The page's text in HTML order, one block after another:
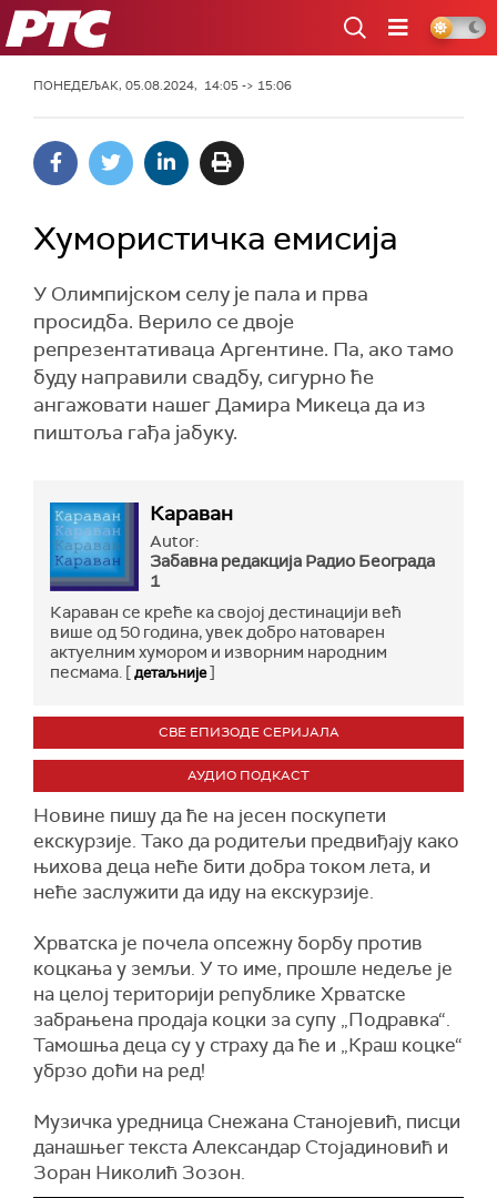
РТС
ПОНЕДЕЉАК, 05.08.2024, 14:05 -> 15:06
Хумористичка емисија
У Олимпијском селу је пала и прва
просидба. Верило се двоје
репрезентативаца Аргентине. Па, ако тамо
буду направили свадбу, сигурно ће
ангажовати нашег Дамира Микеца да из
пиштоља гађа јабуку.
Караван
Autor:
Забавна редакција Радио Бeограда
1
Караван се креће ка својој дестинацији већ
више од 50 година, увек добро натоварен
актуелним хумором и изворним народним
песмама. [детаљније]
СВЕ ЕПИЗОДЕ СЕРИЈАЛА
АУДИО ПОДКАСТ
Новине пишу да ће на јесен поскупети
екскурзије. Тако да родитељи предвиђају како
њихова деца неће бити добра током лета, и
неће заслужити да иду на екскурзије.
Хрватска је почела опсежну борбу против
коцкања у земљи. У то име, прошле недеље је
на целој територији републике Хрватске
забрањена продаја коцки за супу „Подравка“.
Тамошња деца су у страху да ће и „Краш коцке“
убрзо доћи на ред!
Музичка уредница Снежана Станојевић, писци
данашњег текста Александар Стојадиновић и
Зоран Николић Зозон.